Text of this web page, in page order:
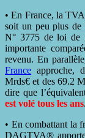
• En France, la
soit un peu plus de
N° 3775 de loi de
importante
revenu. En
France approche,
Mrds€ et des 69.2
dire que
est volé tous les ans.
• En combattant la
DAGTVA® apporte